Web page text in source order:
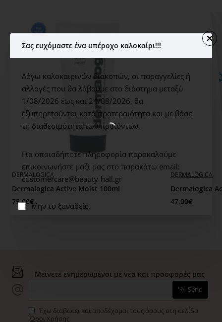
Σας ευχόμαστε ένα υπέροχο καλοκαίρι!!!
Λόγω καλοκαιρινών διακοπών, οι παραγγελίες ή
αλλαγές που θα λάβουμε στο διάστημα μεταξύ
1/08/2026 έως και 24/08/2026, θα
εξυπηρετούνται κατά προτεραιότητα και με βάση
τη διαθεσιμότητα των προϊόντων.
Για οποιαδήποτε πληροφορία παρακαλούμε
επικοινωνήστε μαζί μας στο παρακάτω email:
customercare@beauty-hall.gr
Μην το ξαναδείς.
ξηρό).
Κατάλληλο για:
Κανονικό Δέρμα
Λιπαρό Δέρμα
Μεικτό Δέρμα
Ευαίσθητο Δέρμα
Πρωί και Βράδυ. Μετά το καθαρισμό
λαιμό και ντεκολτέ.
Murad Tips:
Ο Dr. Murad μας συμβουλεύει να ενυδατωνόμαστε με
Αποφεύγουμε την υπερβολική «απογύμνωση» του
κατάλληλο για τον τύπο δέρματός μας.
DERMALOGICA
Dermalogica Active Moist 100ml
75,00€
DERMALOGICA
Dermalogica
47,00€
Μείνετε ενημερωμένοι με νέα και προσφορές μας
Send
Έχω διαβάσει και αποδέχομαι τους όρους στη σελίδα
Όροι Χρήσης